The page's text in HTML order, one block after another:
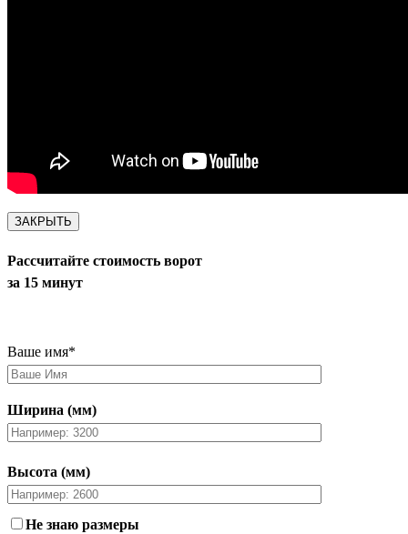
ЗАКРЫТЬ
Рассчитайте стоимость ворот
за 15 минут
Ваше имя*
Ширина (мм)
Высота (мм)
Не знаю размеры